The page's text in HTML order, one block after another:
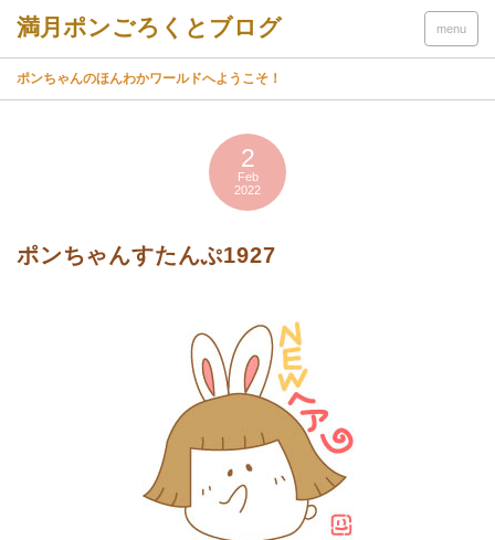
menu
ポンちゃんのほんわかワールドへようこそ！
2
Feb
2022
ポンちゃんすたんぷ1927